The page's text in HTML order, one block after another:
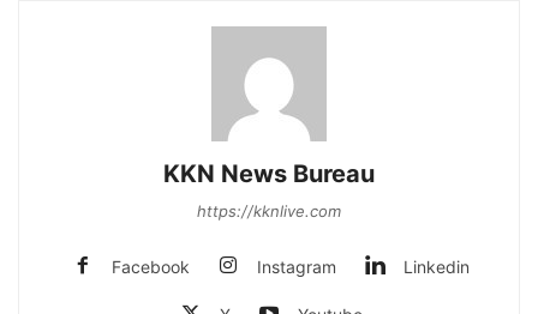
KKN News Bureau
https://kknlive.com
Facebook Instagram Linkedin